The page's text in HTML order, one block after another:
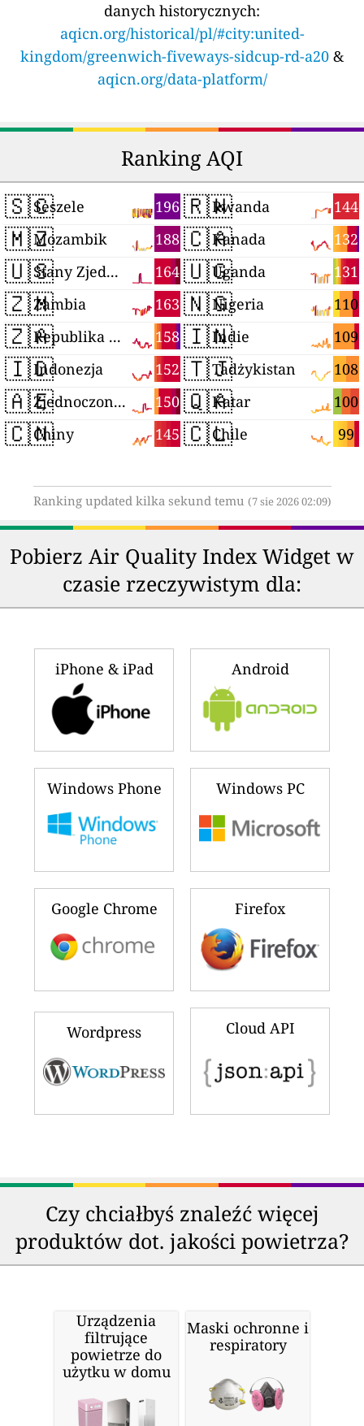
danych historycznych:
aqicn.org/historical/pl/#city:united-
kingdom/greenwich-fiveways-sidcup-rd-a20 &
aqicn.org/data-platform/
Ranking AQI
🇸🇨 196
Seszele
🇲🇿 188
Mozambik
🇺🇸 164
Stany Zjednoczone
🇿🇲 163
Zambia
🇿🇦 158
Republika Południowej Afryki
🇮🇩 152
Indonezja
🇦🇪 150
Zjednoczone Emiraty Arabskie
🇨🇳 145
Chiny
🇷🇼 144
Rwanda
🇨🇦 132
Kanada
🇺🇬 131
Uganda
🇳🇬 110
Nigeria
🇮🇳 109
Indie
🇹🇯 108
Tadżykistan
🇶🇦 100
Katar
🇨🇱 99
Chile
Ranking updated kilka sekund temu (7 sie 2026 02:09)
Pobierz Air Quality Index Widget w
czasie rzeczywistym dla:
iPhone & iPad Android
Windows Phone Windows PC
Google Chrome Firefox
Wordpress Cloud API
Czy chciałbyś znaleźć więcej
produktów dot. jakości powietrza?
Urządzenia
filtrujące
powietrze do
użytku w domu
Maski ochronne i
respiratory